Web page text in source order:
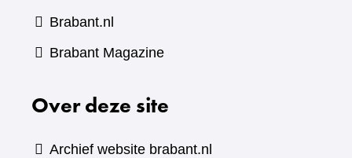
Brabant.nl
Brabant Magazine(verwijst
een
website)
Over deze site
Archief website brabant.nl